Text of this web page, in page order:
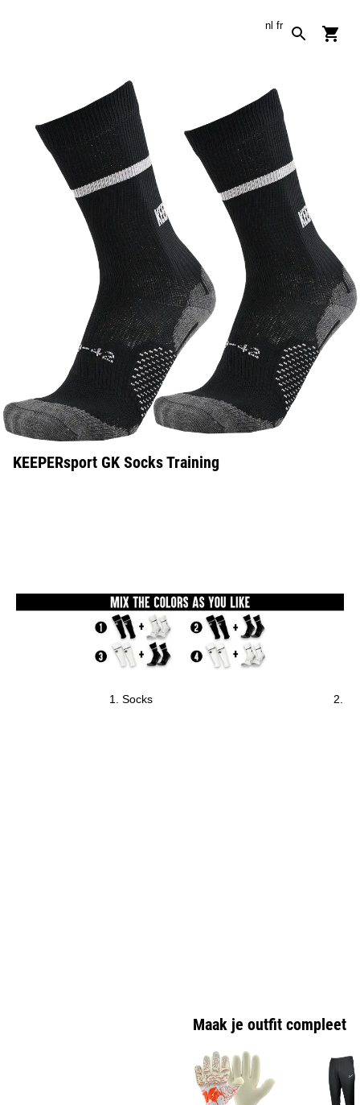
nl fr
KEEPERsport GK Socks Training
1. Socks 2.
Maak je outfit compleet